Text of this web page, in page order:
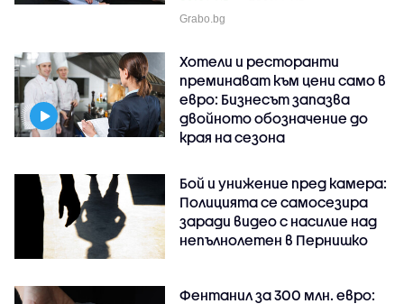
Grabo.bg
Хотели и ресторанти
преминават към цени само в
евро: Бизнесът запазва
двойното обозначение до
края на сезона
Бой и унижение пред камера:
Полицията се самосезира
заради видео с насилие над
непълнолетен в Пернишко
Фентанил за 300 млн. евро: